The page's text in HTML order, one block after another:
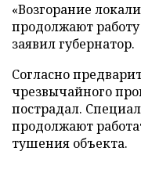
«Возгорание
продолжают
заявил губернатор.
Согласно
чрезвычайного
пострадал.
продолжают
тушения объекта.